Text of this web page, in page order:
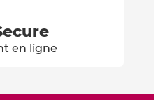
en ligne